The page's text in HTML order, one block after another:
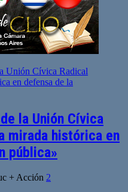
la Unión Cívica
mirada histórica en
pública»
+ Acción 2